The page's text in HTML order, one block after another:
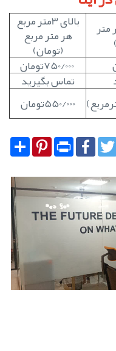
متر بالای 3متر مربع
هر متر مربع
(تومان)
750/000تومان
تماس بگیرید
550/000تومان
Share
Pinterest Print
Facebook